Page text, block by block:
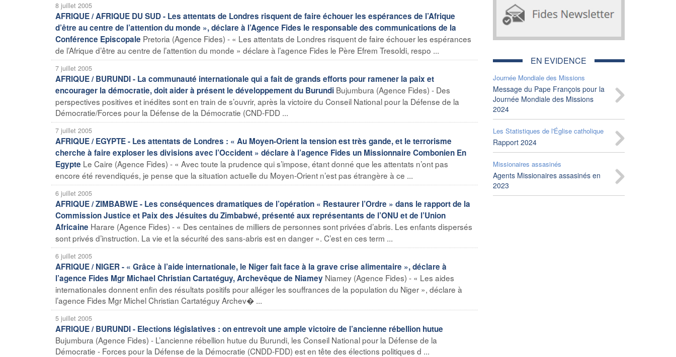
8 juillet 2005
AFRIQUE / AFRIQUE DU SUD - Les attentats de Londres risquent de faire échouer les espérances de l’Afrique
d’être au centre de l’attention du monde », déclare à l’Agence Fides le responsable des communications de la
Conférence Episcopale Pretoria (Agence Fides) - « Les attentats de Londres risquent de faire échouer les espérances
de l’Afrique d’être au centre de l’attention du monde » déclare à l’agence Fides le Père Efrem Tresoldi, respo ...
7 juillet 2005
AFRIQUE / BURUNDI - La communauté internationale qui a fait de grands efforts pour ramener la paix et
encourager la démocratie, doit aider à présent le développement du Burundi Bujumbura (Agence Fides) - Des
perspectives positives et inédites sont en train de s’ouvrir, après la victoire du Conseil National pour la Défense de la
Démocratie/Forces pour la Défense de la Démocratie (CND-FDD ...
7 juillet 2005
AFRIQUE / EGYPTE - Les attentats de Londres : « Au Moyen-Orient la tension est très gande, et le terrorisme
cherche à faire exploser les divisions avec l’Occident » déclare à l’agence Fides un Missionnaire Combonien En
Egypte Le Caire (Agence Fides) - « Avec toute la prudence qui s’impose, étant donné que les attentats n’ont pas
encore été revendiqués, je pense que la situation actuelle du Moyen-Orient n’est pas étrangère à ce ...
6 juillet 2005
AFRIQUE / ZIMBABWE - Les conséquences dramatiques de l’opération « Restaurer l’Ordre » dans le rapport de la
Commission Justice et Paix des Jésuites du Zimbabwé, présenté aux représentants de l’ONU et de l’Union
Africaine Harare (Agence Fides) - « Des centaines de milliers de personnes sont privées d’abris. Les enfants dispersés
sont privés d’instruction. La vie et la sécurité des sans-abris est en danger ». C’est en ces term ...
6 juillet 2005
AFRIQUE / NIGER - « Grâce à l’aide internationale, le Niger fait face à la grave crise alimentaire », déclare à
l’agence Fides Mgr Michael Christian Cartatéguy, Archevêque de Niamey Niamey (Agence Fides) - « Les aides
internationales donnent enfin des résultats positifs pour alléger les souffrances de la population du Niger », déclare à
l’agence Fides Mgr Michel Christian Cartatéguy Archev� ...
5 juillet 2005
AFRIQUE / BURUNDI - Elections législatives : on entrevoit une ample victoire de l’ancienne rébellion hutue
Bujumbura (Agence Fides) - L’ancienne rébellion hutue du Burundi, les Conseil National pour la Défense de la
Démocratie - Forces pour la Défense de la Démocratie (CNDD-FDD) est en tête des élections politiques d ...
EN EVIDENCE
Journée Mondiale des Missions
Message du Pape François pour la
Journée Mondiale des Missions
2024
Les Statistiques de l'Église catholique
Rapport 2024
Missionaires assasinés
Agents Missionaires assasinés en
2023